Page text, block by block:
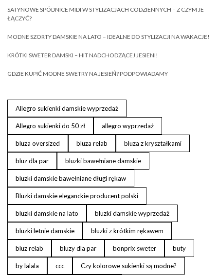
SATYNOWE SPÓDNICE MIDI W STYLIZACJACH CODZIENNYCH – Z CZYM JE
ŁĄCZYĆ?
MODNE SZORTY DAMSKIE NA LATO – IDEALNE DO STYLIZACJI NA WAKACJE!
KRÓTKI SWETER DAMSKI – HIT NADCHODZĄCEJ JESIENI!
GDZIE KUPIĆ MODNE SWETRY NA JESIEŃ? PODPOWIADAMY
Allegro sukienki damskie wyprzedaż
Allegro sukienki do 50 zł allegro wyprzedaż
bluza oversized bluza relab bluza z kryształkami
bluz dla par bluzki bawełniane damskie
bluzki damskie bawełniane długi rękaw
Bluzki damskie eleganckie producent polski
bluzki damskie na lato bluzki damskie wyprzedaż
bluzki letnie damskie bluzki z krótkim rękawem
bluz relab bluzy dla par bonprix sweter buty
by lalala ccc Czy kolorowe sukienki są modne?